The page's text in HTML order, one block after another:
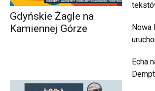
Gdyńskie Żagle na
Kamiennej Górze
Nowa
Echa